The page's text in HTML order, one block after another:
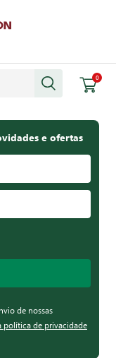
0
e ofertas
de nossas
política de privacidade